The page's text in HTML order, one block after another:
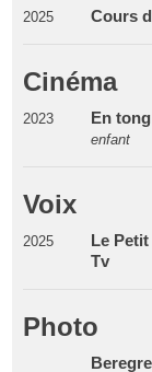
2025
Cours
Cinéma
2023 En
enfant
Voix
2025
Le
Tv
Photo